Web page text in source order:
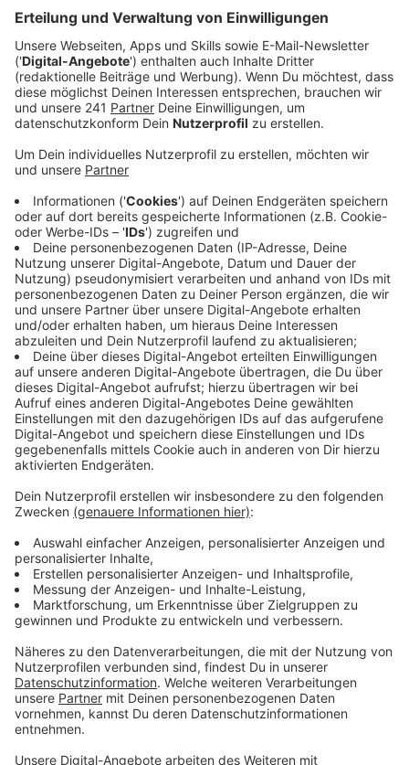
ihr Betriebssystem Windows 7. Die Folge könnten
große Sicherheitslücken auf allen Computern, die noch
unter dem alten Betriebssystem laufen sein. Und das
sind nicht einmal wenige. Allein in Deutschland laufen
noch rund ein Viertel aller PCs mit Windows 7.
Anzeige
Umstieg kann teuer sein
Anzeige
Windows 10 kostet aktuell im Windows Store 145
Euro, in der Pro-Version sogar 259 Euro. Verständlich,
dass deswegen viele zögern umzusteigen. Allerdings
könnten Einige Glück haben und doch günstig oder
sogar umsonst an ein Update kommen. So scheint bei
einigen derWindows-10-Update-Assistentnoch zu
funktionieren. Der prüft, ob das System mit Windows
Update.
Alternativ kann man versuchen, mit seinem Windows 7
oder 8-Lizenzschlüssel Windows 10 frei zu schalten.
Auch das soll in einigen Fällen noch funktionieren.
Bevor man ein Update macht sollte man aber daran
denken, ein Backup aller wichtigen Daten zu machen,
zum Beispiel auf einen USB-Stick, einer Cloud oder
einer externen Festplatte.
Anzeige